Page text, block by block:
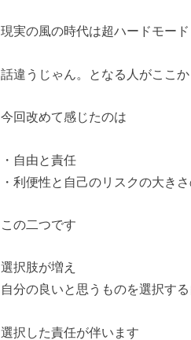
現実の風の時代は超ハードモー
話違うじゃん。となる人がここ
今回改めて感じたのは
・自由と責任
・利便性と自己のリスクの大き
この二つです
選択肢が増え
自分の良いと思うものを選択す
選択した責任が伴います